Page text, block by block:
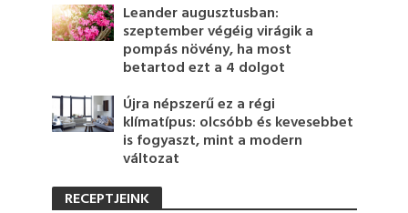
Leander augusztusban:
szeptember végéig virágik a
pompás növény, ha most
betartod ezt a 4 dolgot
Újra népszerű ez a régi
klímatípus: olcsóbb és kevesebbet
is fogyaszt, mint a modern
változat
RECEPTJEINK